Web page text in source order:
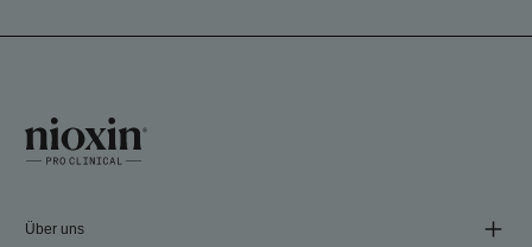
Über uns